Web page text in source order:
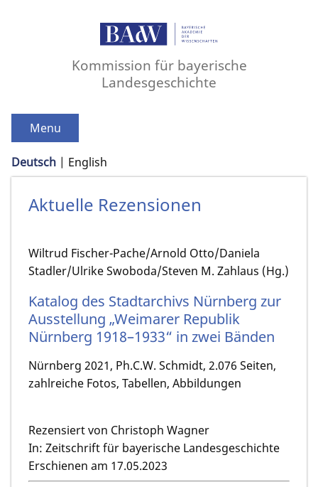
Kommission für bayerische
Landesgeschichte
Menu
Deutsch English
Aktuelle Rezensionen
Wiltrud Fischer-Pache/Arnold Otto/Daniela
Stadler/Ulrike Swoboda/Steven M. Zahlaus (Hg.)
Katalog des Stadtarchivs Nürnberg zur
Ausstellung „Weimarer Republik
Nürnberg 1918–1933“ in zwei Bänden
Nürnberg 2021, Ph.C.W. Schmidt, 2.076 Seiten,
zahlreiche Fotos, Tabellen, Abbildungen
Rezensiert von Christoph Wagner
In: Zeitschrift für bayerische Landesgeschichte
Erschienen am 17.05.2023